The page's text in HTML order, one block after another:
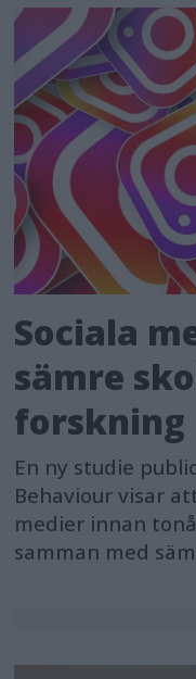
Sociala
sämre
forskning
En ny studie
Behaviour visar
medier innan
samman med